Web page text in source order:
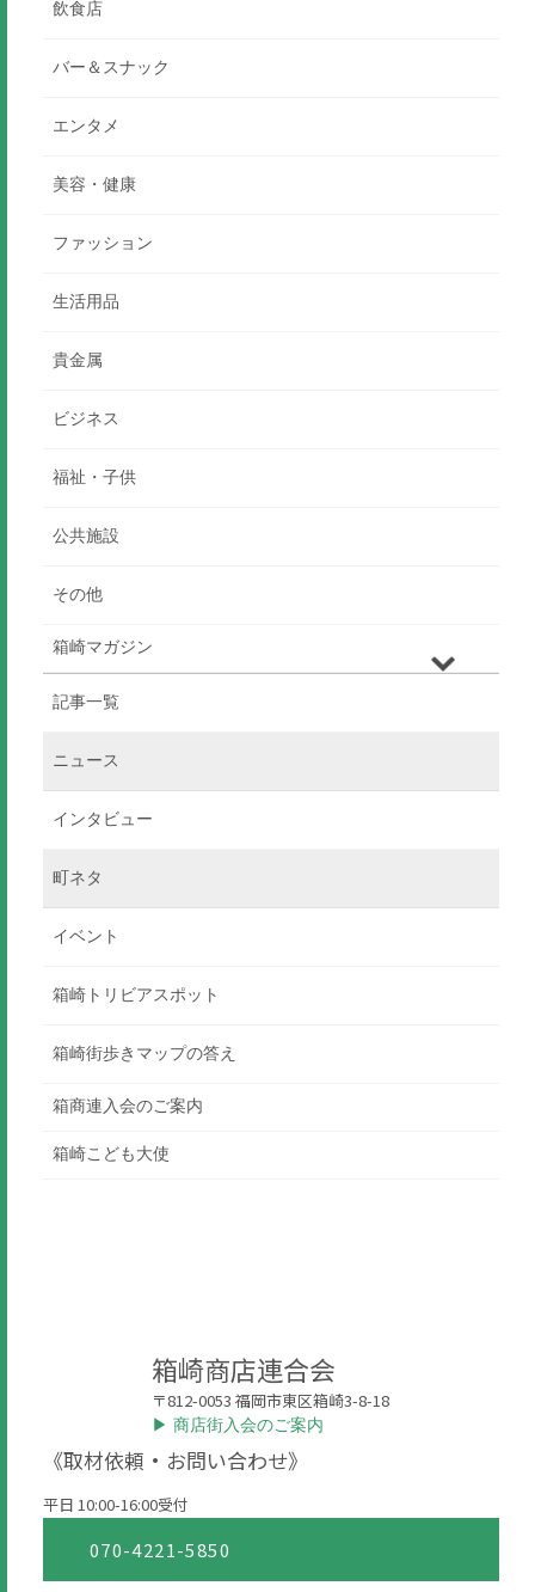
飲食店
バー＆スナック
エンタメ
美容・健康
ファッション
生活用品
貴金属
ビジネス
福祉・子供
公共施設
その他
箱崎マガジン
記事一覧
ニュース
インタビュー
町ネタ
イベント
箱崎トリビアスポット
箱崎街歩きマップの答え
箱商連入会のご案内
箱崎こども大使
箱崎商店連合会
〒812-0053 福岡市東区箱崎3-8-18
▶︎ 商店街入会のご案内
《取材依頼・お問い合わせ》
平日 10:00-16:00受付
070-4221-5850